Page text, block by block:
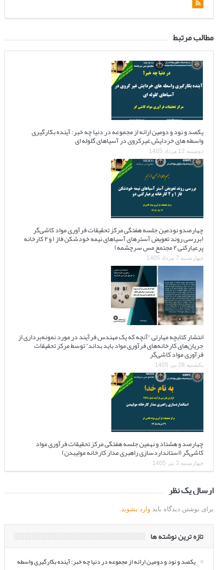
مطالب مرتبط
یکصد و نود و دومین ارائه از مجموعه در دنیا چه خبر: آینده بکارگیری
واسطه های خردایش غیرکروی در آسیاهای گلوله ای
دوشنبه 12 مرداد 1405
چهارصدو نودمین جلسه هفتگی مرکز تحقیقات فرآوری مواد کاشی‌گر
(بررسی روند تعویض آسترهای آسیاهای نیمه خودشکن فاز ۱ و ۲ کارخانه
پرعیارکنی ۲ مجتمع مس سرچشمه)
چهارشنبه 7 مرداد 1405
انتشار کتابچه مهارتی “آنچه که یک مهندس فرآیند در مورد نمونه‌برداری از
جریان‌های کارخانه‌های فرآوری مواد باید بداند” توسط مرکز تحقیقات
فرآوری مواد کاشی‌گر
یکشنبه 28 تیر 1405
چهارصد و هشتاد و نهمین جلسه هفتگی مرکز تحقیقات فرآوری مواد
کاشی‌گر (استانداردسازی راهبری مدار کارخانه مولیبدن)
چهارشنبه 3 تیر 1405
ارسال یک نظر
برای نوشتن دیدگاه باید وارد بشوید.
تازه ترین نوشته ها
یکصد و نود و دومین ارائه از مجموعه در دنیا چه خبر: آینده بکارگیری واسطه